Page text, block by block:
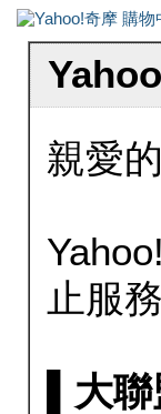
親愛
止服務
▌大